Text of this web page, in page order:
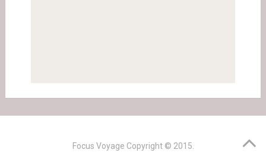
Focus Voyage Copyright © 2015.